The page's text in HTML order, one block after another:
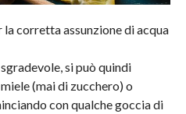
la corretta assunzione di acqua
si può quindi
(mai di zucchero) o
con qualche goccia di